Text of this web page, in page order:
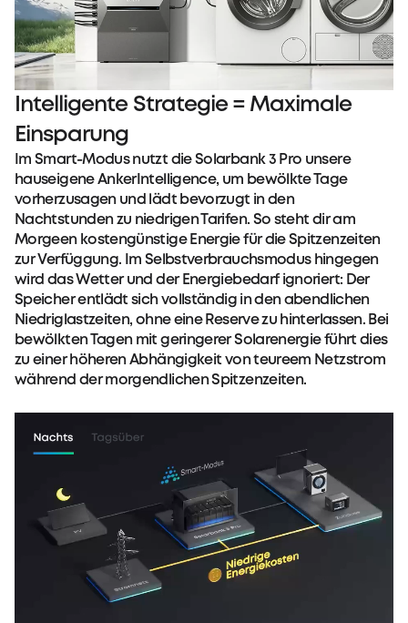
Intelligente Strategie = Maximale
Einsparung
Im Smart-Modus nutzt die Solarbank 3 Pro unsere
hauseigene AnkerIntelligence, um bewölkte Tage
vorherzusagen und lädt bevorzugt in den
Nachtstunden zu niedrigen Tarifen. So steht dir am
Morgeen kostengünstige Energie für die Spitzenzeiten
zur Verfüggung. Im Selbstverbrauchsmodus hingegen
wird das Wetter und der Energiebedarf ignoriert: Der
Speicher entlädt sich vollständig in den abendlichen
Niedriglastzeiten, ohne eine Reserve zu hinterlassen. Bei
bewölkten Tagen mit geringerer Solarenergie führt dies
zu einer höheren Abhängigkeit von teureem Netzstrom
während der morgendlichen Spitzenzeiten.